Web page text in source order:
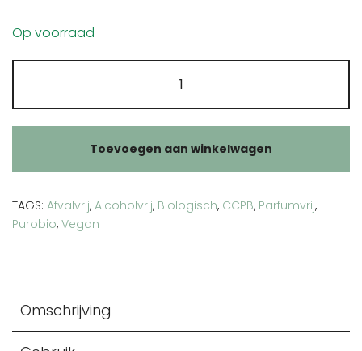
Op voorraad
oogschaduw
potlood
agate
aantal
Toevoegen aan winkelwagen
TAGS: Afvalvrij, Alcoholvrij, Biologisch, CCPB, Parfumvrij,
Purobio, Vegan
Omschrijving